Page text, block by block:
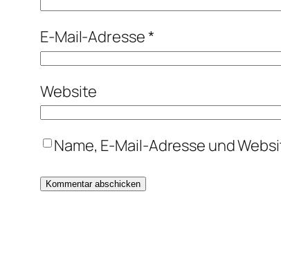
E-Mail-Adresse*
Website
Name, E-Mail-Adresse und